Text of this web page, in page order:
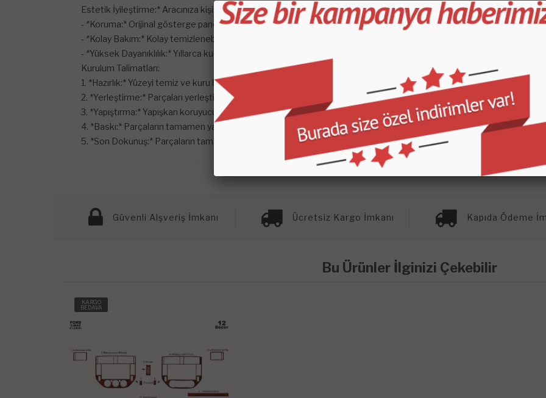
Estetik İyileştirme:* Aracınıza kişiselleştirilmiş ve zarif bir görünüm kazandırır.
- *Koruma:* Orijinal gösterge paneli yüzeyini koruyarak uzun ömürlü kullanım sağlar.
- *Kolay Bakım:* Kolay temizlenebilen yüzeyi sayesinde bakım gerektirmez.
- *Yüksek Dayanıklılık:* Yıllarca kullanımdan sonra bile şıklığını ve bütünlüğünü korur.
Kurulum Talimatları:
1. *Hazırlık:* Yüzeyi temiz ve kuru hale getirmek için bir temizleyici kullanın.
2. *Yerleştirme:* Parçaları yerleştirin ve uyumlarını kontrol edin.
3. *Yapıştırma:* Yapışkan koruyucu filmi çıkarın ve parçaları dikkatlice değiştirin.
4. *Baskı:* Parçaların tamamen yapışmasını sağlamak için birkaç dakika basınç uygulayın.
5. *Son Dokunuş:* Parçaların tamamen oturması için birkaç saat bekleyin.
Güvenli Alşveriş İmkanı Ücretsiz Kargo İmkanı Kapıda Ödeme
Bu Ürünler İlginizi Çekebilir
KARGO
BEDAVA